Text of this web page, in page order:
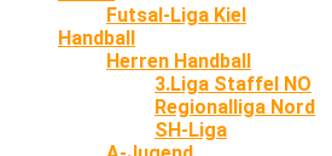
Futsal-Liga Kiel
Handball
Herren Handball
3.Liga Staffel NO
Regionalliga Nord
SH-Liga